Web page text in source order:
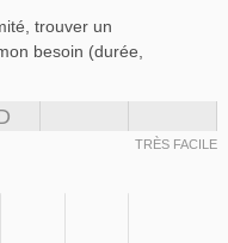
trouver un
besoin (durée,
TRÈS FACILE